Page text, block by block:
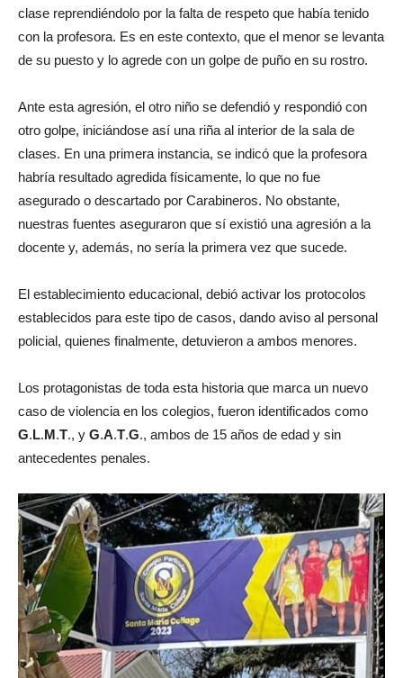
clase reprendiéndolo por la falta de respeto que había tenido
con la profesora. Es en este contexto, que el menor se levanta
de su puesto y lo agrede con un golpe de puño en su rostro.
Ante esta agresión, el otro niño se defendió y respondió con
otro golpe, iniciándose así una riña al interior de la sala de
clases. En una primera instancia, se indicó que la profesora
habría resultado agredida físicamente, lo que no fue
asegurado o descartado por Carabineros. No obstante,
nuestras fuentes aseguraron que sí existió una agresión a la
docente y, además, no sería la primera vez que sucede.
El establecimiento educacional, debió activar los protocolos
establecidos para este tipo de casos, dando aviso al personal
policial, quienes finalmente, detuvieron a ambos menores.
Los protagonistas de toda esta historia que marca un nuevo
caso de violencia en los colegios, fueron identificados como
G.L.M.T., y G.A.T.G., ambos de 15 años de edad y sin
antecedentes penales.